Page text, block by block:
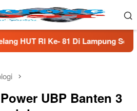
Selatan Menjaga
UBP Banten 3